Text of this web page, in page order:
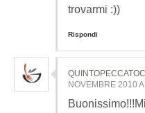
trovarmi :))
Rispondi
NOVEMBRE 2010